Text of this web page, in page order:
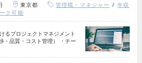
東京都 管理職・マネジャー
年収
ク可能
るプロジェクトマネジメント
・品質・コスト管理） ・チー